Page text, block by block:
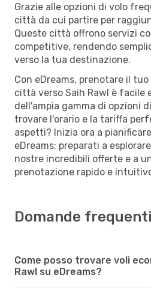
Grazie alle opzioni di volo
città da cui partire per
Queste città offrono servizi
competitive, rendendo
verso la tua destinazione.
Con eDreams, prenotare il
città verso Saih Rawl è facile
dell'ampia gamma di opzioni
trovare l'orario e la tariffa
aspetti? Inizia ora a
eDreams: preparati a
nostre incredibili offerte e a
prenotazione rapido e
Domande
Come posso trovare voli
Rawl su eDreams?